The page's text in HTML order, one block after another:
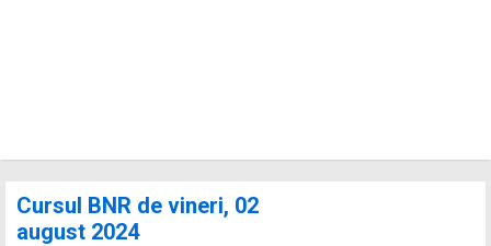
Cursul BNR de vineri, 02
august 2024